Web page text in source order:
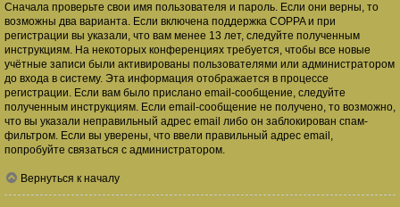
Сначала проверьте свои имя пользователя и пароль. Если они верны, то
возможны два варианта. Если включена поддержка COPPA и при
регистрации вы указали, что вам менее 13 лет, следуйте полученным
инструкциям. На некоторых конференциях требуется, чтобы все новые
учётные записи были активированы пользователями или администратором
до входа в систему. Эта информация отображается в процессе
регистрации. Если вам было прислано email-сообщение, следуйте
полученным инструкциям. Если email-сообщение не получено, то возможно,
что вы указали неправильный адрес email либо он заблокирован спам-
фильтром. Если вы уверены, что ввели правильный адрес email,
попробуйте связаться с администратором.
Вернуться к началу